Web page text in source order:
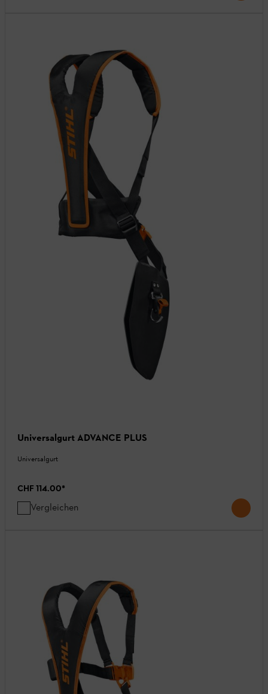
Universalgurt ADVANCE PLUS
Universalgurt
CHF 114.00*
Vergleichen